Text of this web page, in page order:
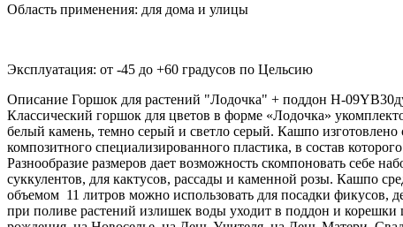
Область применения: для дома и улицы
Эксплуатация: от -45 до +60 градусов по Цельсию
Описание Горшок для растений "Лодочка" + поддон H-
Классический горшок для цветов в форме «Лодочка»
белый камень, темно серый и светло серый. Кашпо
композитного специализированного пластика, в состав
Разнообразие размеров дает возможность скомпоновать себе
суккулентов, для кактусов, рассады и каменной розы. Кашпо
объемом 11 литров можно использовать для посадки
при поливе растений излишек воды уходит в поддон и